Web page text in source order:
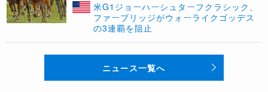
米G1ジョーハーシュターフクラシック、
ファーブリッジがウォーライクゴッデス
の3連覇を阻止
ニュース一覧へ